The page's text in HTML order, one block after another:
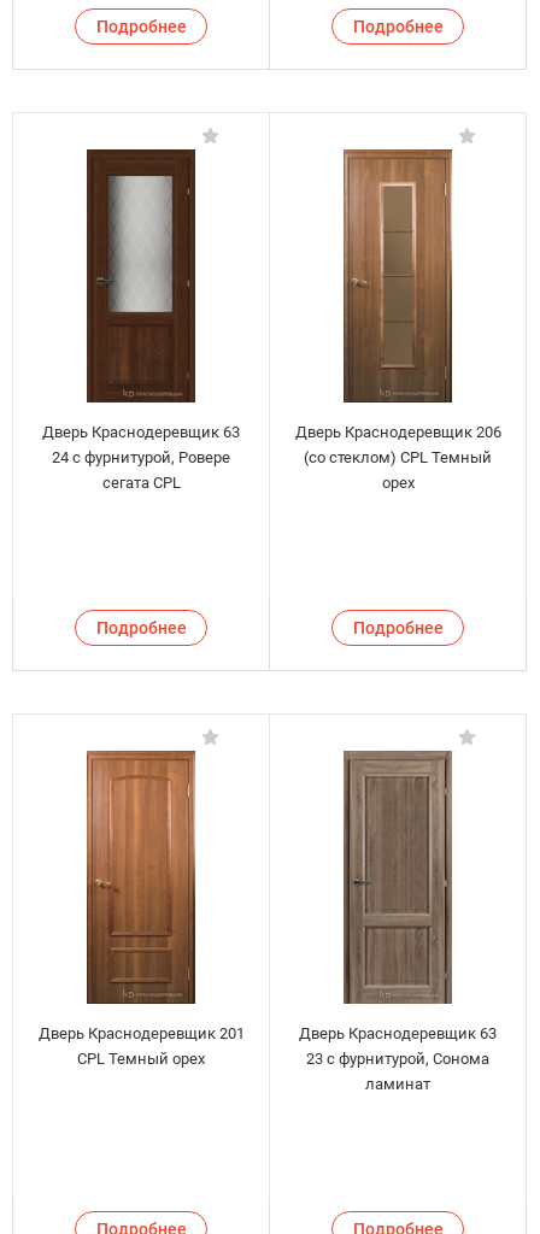
Подробнее Подробнее
Дверь Краснодеревщик 63
24 с фурнитурой, Ровере
сегата CPL
Подробнее
Дверь Краснодеревщик 206
(со стеклом) CPL Темный
орех
Подробнее
Дверь Краснодеревщик 201
CPL Темный орех
Подробнее
Дверь Краснодеревщик 63
23 с фурнитурой, Сонома
ламинат
Подробнее